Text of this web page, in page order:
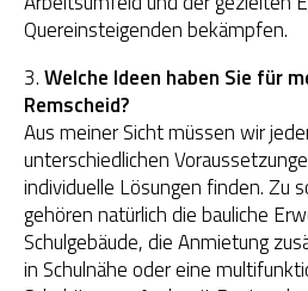
Quereinsteigenden bekämpfen.
3.Welche Ideen haben Sie für
Remscheid?
Aus meiner Sicht müssen wir
unterschiedlichen
individuelle Lösungen finden. Zu
gehören natürlich die bauliche
Schulgebäude, die Anmietung
in Schulnähe oder eine